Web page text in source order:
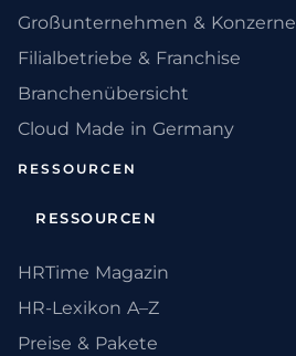
Großunternehmen & Konzerne
Filialbetriebe & Franchise
Branchenübersicht
Cloud Made in Germany
RESSOURCEN
RESSOURCEN
HRTime Magazin
HR-Lexikon A–Z
Preise & Pakete